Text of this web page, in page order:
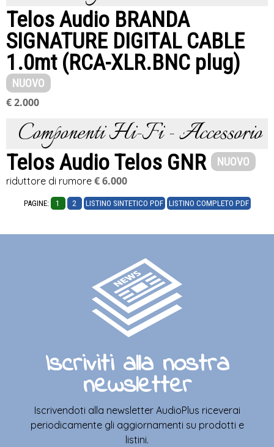
Telos Audio BRANDA
SIGNATURE DIGITAL CABLE
1.0mt (RCA-XLR.BNC plug)
NUOVO
€ 2.000
Componenti Hi-Fi - Accessorio
Telos Audio Telos GNR NUOVO
riduttore di rumore € 6.000
PAGINE: 1 2 LISTINO SINTETICO PDF LISTINO COMPLETO PDF
Iscriviti alla nostra
newsletter
Iscrivendoti alla newsletter AudioPlus riceverai
periodicamente gli aggiornamenti su prodotti e
listini.